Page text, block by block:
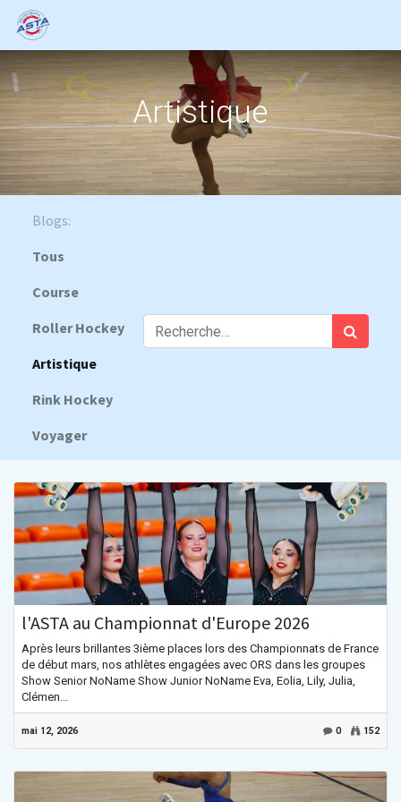
Artistique
Blogs:
Tous
Course
Roller Hockey
Artistique
Rink Hockey
Voyager
l'ASTA au Championnat d'Europe 2026
Après leurs brillantes 3ième places lors des Championnats de France
de début mars, nos athlètes engagées avec ORS dans les groupes
Show Senior NoName Show Junior NoName Eva, Eolia, Lily, Julia,
Clémen...
mai 12, 2026 0 152